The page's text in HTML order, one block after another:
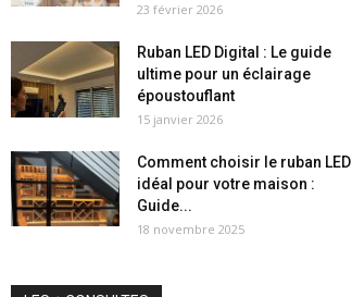
23 février 2026
Ruban LED Digital : Le guide
ultime pour un éclairage
époustouflant
15 janvier 2026
Comment choisir le ruban LED
idéal pour votre maison :
Guide...
18 novembre 2025